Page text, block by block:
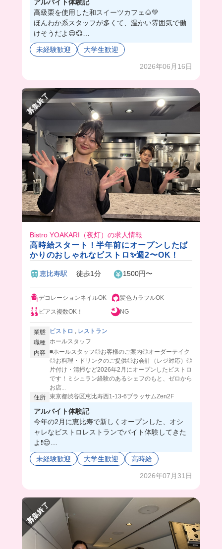
アルバイト体験記
高級栗を使用した和スイーツカフェ🌰💚
ほんわか系スタッフが多くて、温かい雰囲気で働
けそうだよ😌💞
麻布十番という高級街だから、落ち着いたお客さ
んが多くて、焦らずできそう😉👍
たまに試食ができるから、マロン好きにとってモ
未経験歓迎 大学生歓迎
2026年06月16日
募集終了
Bistro YOAKARI（夜灯）の求人情報
高時給スタート！半年前にオープンしたば
かりのおしゃれなビストロ✨週2〜OK！
恵比寿駅 徒歩1分 1500円〜
デコレーションネイルOK
髪色カラフルOK
ピアス複数OK！
NG
業態 ビストロ , レストラン
職種 ホールスタッフ
内容 ■ホールスタッフ◎お客様のご案内◎オーダーテイク
◎お料理・ドリンクのご提供◎お会計（レジ対応）◎
片付け・清掃など2026年2月にオープンしたビストロ
です！ミシュラン経験のあるシェフのもと、ゼロから
お店...
住所 東京都渋谷区恵比寿西1-13-6ブラッサムZen2F
アルバイト体験記
今年の2月に恵比寿で新しくオープンした、オシ
ャレなビストロレストランでバイト体験してきた
よ❗️😌
半年前に出来たばかりのお店だから店内はとって
も綺麗で、内装もオシャレな大人の隠れ家って感
もきっと、怖いもの無しだよ！！
まだまだオープニングスタッフ募集中だから、新
しい人間関係を作っていけるのありがたすぎる🥹
笑
お仕事終わりのまかないには、店長が作る絶品パ
未経験歓迎 大学生歓迎 高時給
2026年07月31日
募集終了